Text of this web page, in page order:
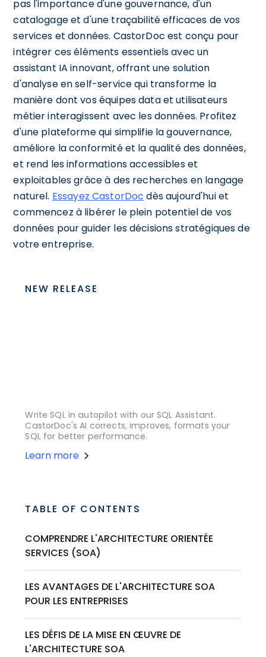
pas l'importance d'une gouvernance, d'un
catalogage et d'une traçabilité efficaces de vos
services et données. CastorDoc est conçu pour
intégrer ces éléments essentiels avec un
assistant IA innovant, offrant une solution
d'analyse en self-service qui transforme la
manière dont vos équipes data et utilisateurs
métier interagissent avec les données. Profitez
d'une plateforme qui simplifie la gouvernance,
améliore la conformité et la qualité des données,
et rend les informations accessibles et
exploitables grâce à des recherches en langage
naturel. Essayez CastorDoc dès aujourd'hui et
commencez à libérer le plein potentiel de vos
données pour guider les décisions stratégiques de
votre entreprise.
NEW RELEASE
Write SQL in autopilot with our SQL Assistant.
CastorDoc's AI corrects, improves, formats your
SQL for better performance.
Learn more
TABLE OF CONTENTS
COMPRENDRE L'ARCHITECTURE ORIENTÉE
SERVICES (SOA)
LES AVANTAGES DE L'ARCHITECTURE SOA
POUR LES ENTREPRISES
LES DÉFIS DE LA MISE EN ŒUVRE DE
L'ARCHITECTURE SOA